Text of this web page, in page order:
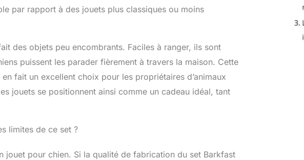
par rapport à des jouets plus classiques ou moins
des objets peu encombrants. Faciles à ranger, ils sont
puissent les parader fièrement à travers la maison. Cette
fait un excellent choix pour les propriétaires d’animaux
jouets se positionnent ainsi comme un cadeau idéal, tant
limites de ce set ?
jouet pour chien. Si la qualité de fabrication du set Barkfast